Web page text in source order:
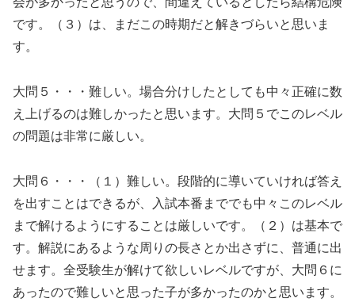
です。（３）は、まだこの時期だと解きづらいと思いま
す。
大問５・・・難しい。場合分けしたとしても中々正確に数
え上げるのは難しかったと思います。大問５でこのレベル
の問題は非常に厳しい。
大問６・・・（１）難しい。段階的に導いていければ答え
を出すことはできるが、入試本番まででも中々このレベル
まで解けるようにすることは厳しいです。（２）は基本で
す。解説にあるような周りの長さとか出さずに、普通に出
せます。全受験生が解けて欲しいレベルですが、大問６に
あったので難しいと思った子が多かったのかと思います。